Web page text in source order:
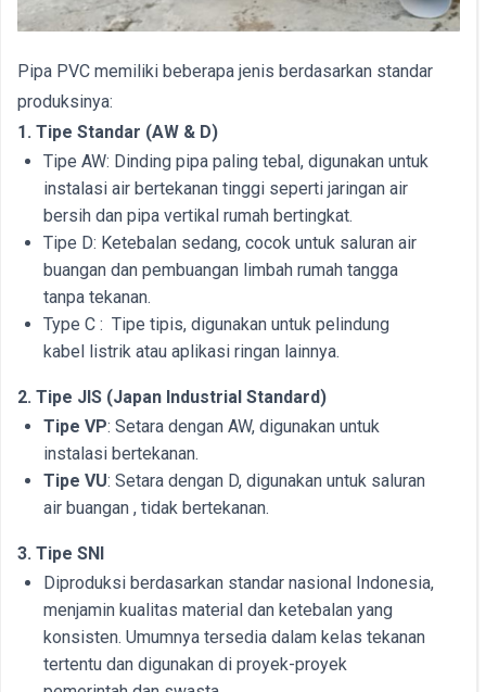
Pipa PVC memiliki beberapa jenis berdasarkan standar
produksinya:
1. Tipe Standar (AW & D)
Tipe AW: Dinding pipa paling tebal, digunakan untuk
instalasi air bertekanan tinggi seperti jaringan air
bersih dan pipa vertikal rumah bertingkat.
Tipe D: Ketebalan sedang, cocok untuk saluran air
buangan dan pembuangan limbah rumah tangga
tanpa tekanan.
Type C : Tipe tipis, digunakan untuk pelindung
kabel listrik atau aplikasi ringan lainnya.
2. Tipe JIS (Japan Industrial Standard)
Tipe VP: Setara dengan AW, digunakan untuk
instalasi bertekanan.
Tipe VU: Setara dengan D, digunakan untuk saluran
air buangan , tidak bertekanan.
3. Tipe SNI
Diproduksi berdasarkan standar nasional Indonesia,
menjamin kualitas material dan ketebalan yang
konsisten. Umumnya tersedia dalam kelas tekanan
tertentu dan digunakan di proyek-proyek